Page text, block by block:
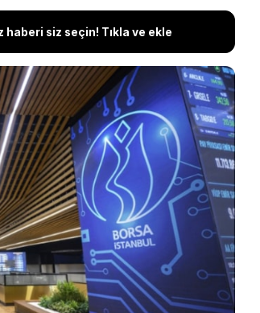
haberi siz seçin! Tıkla ve ekle
düşmeyen faizler ve Orta
nedeniyle Borsa İstanbul’da her 2
ilk çeyreğinde zarar etti.